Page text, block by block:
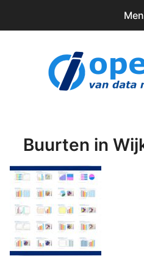
Downloads
Buurten in